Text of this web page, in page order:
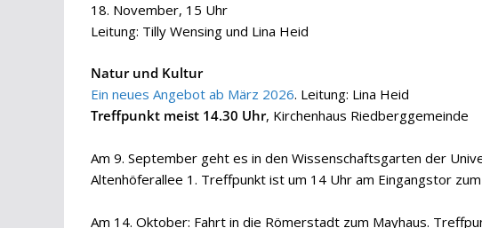
18. November, 15 Uhr
Leitung: Tilly Wensing und Lina Heid
Natur und Kultur
Ein neues Angebot ab März 2026. Leitung: Lina Heid
Treffpunkt meist 14.30 Uhr, Kirchenhaus Riedberggemeinde
Am 9. September geht es in den Wissenschaftsgarten der
Altenhöferallee 1. Treffpunkt ist um 14 Uhr am Eingangstor
Am 14. Oktober: Fahrt in die Römerstadt zum Mayhaus.